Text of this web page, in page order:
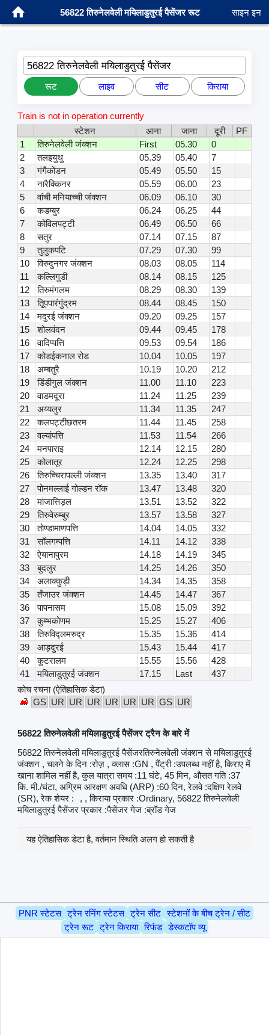
56822 तिरुनेलवेली मयिलाडुतुरई पैसेंजर रूट साइन इन
56822 तिरुनेलवेली मयिलाडुतुरई पैसेंजर
रूट लाइव सीट किराया
Train is not in operation currently
स्टेशन
आना जाना दूरी
PF
1
तिरुनेलवेली जंक्शन First 05.30
0
2
तलइयुथु 05.39 05.40
7
3
गंगैकोंडन 05.49 05.50
15
4
नारैक्किनर 05.59 06.00
23
5
वांची मनियाच्ची जंक्शन 06.09 06.10
30
6
कडम्बुर 06.24 06.25
44
7
कोविलपट्टी 06.49 06.50
66
8
सतुर 07.14 07.15
87
9
तुलुकपटि 07.29 07.30
99
10
विरुदुनगर जंक्शन 08.03 08.05
114
11
कल्लिगुडी 08.14 08.15
125
12
तिरुमंगलम 08.29 08.30
139
13
तिृूपपारंगुंद्रम 08.44 08.45
150
14
मदुरई जंक्शन 09.20 09.25
157
15
शोलवंदन 09.44 09.45
178
16
वादिप्पत्ति 09.53 09.54
186
17
कोडईकनाल रोड 10.04 10.05
197
18
अम्बतुरै 10.19 10.20
212
19
डिंडीगुल जंक्शन 11.00 11.10
223
20
वाडमदूरा 11.24 11.25
239
21
अय्यलुर 11.34 11.35
247
22
कलपट्टीछतरम 11.44 11.45
258
23
वल्यांपत्ति 11.53 11.54
266
24
मनपाराइ 12.14 12.15
280
25
कोलातूर 12.24 12.25
298
26
तिरुच्चिरापल्ली जंक्शन 13.35 13.40
317
27
पोनमल्लाई गोल्डन रॉक 13.47 13.48
320
28
मांजात्तिड़ल 13.51 13.52
322
29
तिरुवेरुम्बुर 13.57 13.58
327
30
तोण्डामाणपत्ति 14.04 14.05
332
31
सॉलगम्पत्ति 14.11 14.12
338
32
ऐयानापुरम 14.18 14.19
345
33
बुदलुर 14.25 14.26
350
34
अलाक्कुड़ी 14.34 14.35
358
35
तँजाउर जंक्शन 14.45 14.47
367
36
पापनासम 15.08 15.09
392
37
कुम्भकोणम 15.25 15.27
406
38
तिरुविद्लमरुद्र 15.35 15.36
414
39
आड़दुरई 15.43 15.44
417
40
कुटरालम 15.55 15.56
428
41
मयिलाडुतुरई जंक्शन 17.15 Last
437
कोच रचना (ऐतिहासिक डेटा)
GS UR UR UR UR UR UR GS UR
56822 तिरुनेलवेली मयिलाडुतुरई पैसेंजर ट्रैन के बारे में
56822 तिरुनेलवेली मयिलाडुतुरई पैसेंजरतिरुनेलवेली जंक्शन से मयिलाडुतुरई
जंक्शन , चलने के दिन :रोज़ , क्लास :GN , पैंट्री :उपलब्ध नहीं है, किराए में
खाना शामिल नहीं है, कुल यात्रा समय :11 घंटे, 45 मिन, औसत गति :37
कि. मी./घंटा, अग्रिम आरक्षण अवधि (ARP) :60 दिन, रेलवे :दक्षिण रेलवे
(SR), रेक शेयर :
, , किराया प्रकार :Ordinary, 56822 तिरुनेलवेली
मयिलाडुतुरई पैसेंजर प्रकार :पैसेंजर गेज :ब्रॉड गेज
यह ऐतिहासिक डेटा है, वर्तमान स्थिति अलग हो सकती है
PNR स्टेटस ट्रेन रनिंग स्टेटस ट्रेन सीट स्टेशनों के बीच ट्रेन / सीट
ट्रेन रूट ट्रेन किराया रिफंड डेस्कटॉप व्यू